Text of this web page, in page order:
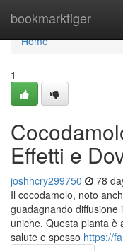
bookmarktiger
Home
Home
1
Effetti e
joshhcry299750 78
Il cocodamolo, noto
guadagnando
uniche. Questa pianta è
salute e spesso https://